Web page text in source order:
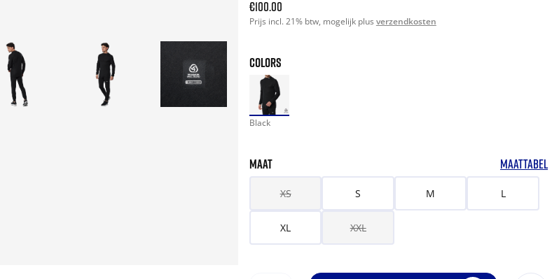
Current price: 100.00. Prijs incl. 21% btw and possibly
€100.00
Prijs incl. 21% btw, mogelijk plus verzendkosten
COLORS
Black
MAAT MAATTABEL
XS S M L
XL XXL